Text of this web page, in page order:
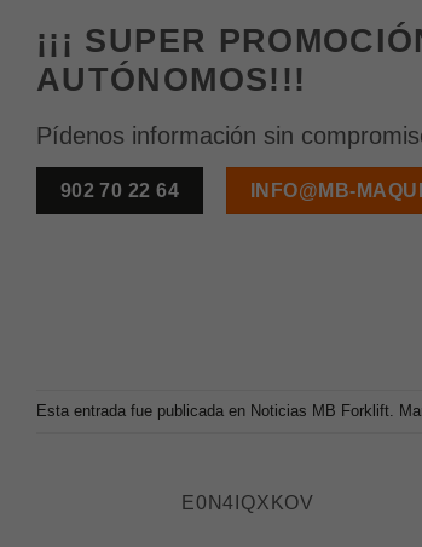
¡¡¡ SUPER
AUTÓNOMOS!!!
Pídenos información sin
902 70 22 64 INFO@MB-
Esta entrada fue publicada en Noticias MB Forklift .
E0N4IQXKOV